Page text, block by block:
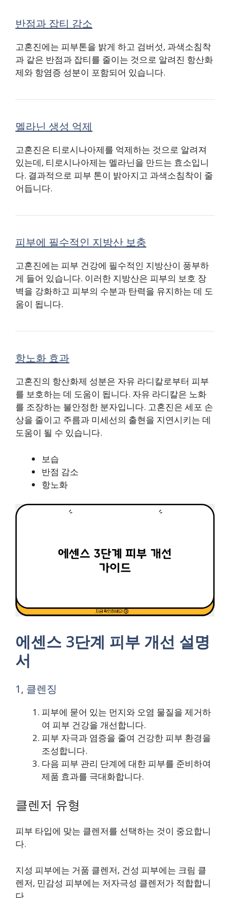
반점과 잡티 감소
고혼진에는 피부톤을 밝게 하고 검버섯, 과색소침착
과 같은 반점과 잡티를 줄이는 것으로 알려진 항산화
제와 항염증 성분이 포함되어 있습니다.
멜라닌 생성 억제
고혼진은 티로시나아제를 억제하는 것으로 알려져
있는데, 티로시나아제는 멜라닌을 만드는 효소입니
다. 결과적으로 피부 톤이 밝아지고 과색소침착이 줄
어듭니다.
피부에 필수적인 지방산 보충
고혼진에는 피부 건강에 필수적인 지방산이 풍부하
게 들어 있습니다. 이러한 지방산은 피부의 보호 장
벽을 강화하고 피부의 수분과 탄력을 유지하는 데 도
움이 됩니다.
항노화 효과
고혼진의 항산화제 성분은 자유 라디칼로부터 피부
를 보호하는 데 도움이 됩니다. 자유 라디칼은 노화
를 조장하는 불안정한 분자입니다. 고혼진은 세포 손
상을 줄이고 주름과 미세선의 출현을 지연시키는 데
도움이 될 수 있습니다.
보습
반점 감소
항노화
에센스 3단계 피부 개선 설명
서
1, 클렌징
피부에 묻어 있는 먼지와 오염 물질을 제거하
여 피부 건강을 개선합니다.
피부 자극과 염증을 줄여 건강한 피부 환경을
조성합니다.
다음 피부 관리 단계에 대한 피부를 준비하여
제품 효과를 극대화합니다.
클렌저 유형
피부 타입에 맞는 클렌저를 선택하는 것이 중요합니
다.
지성 피부에는 거품 클렌저, 건성 피부에는 크림 클
렌저, 민감성 피부에는 저자극성 클렌저가 적합합니
다.